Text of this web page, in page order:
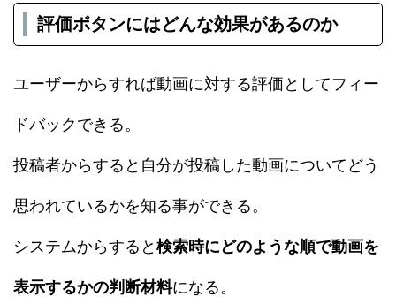
評価ボタンにはどんな効果があるのか
ユーザーからすれば動画に対する評価としてフィー
ドバックできる。
投稿者からすると自分が投稿した動画についてどう
思われているかを知る事ができる。
システムからすると検索時にどのような順で動画を
表示するかの判断材料になる。